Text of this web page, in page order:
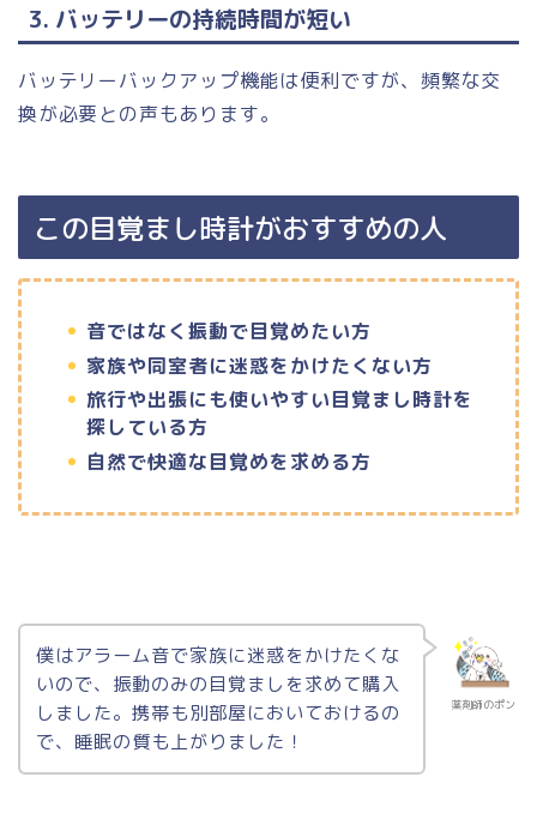
3. バッテリーの持続時間が短い
バッテリーバックアップ機能は便利ですが、頻繁な交
換が必要との声もあります。
この目覚まし時計がおすすめの人
音ではなく振動で目覚めたい方
家族や同室者に迷惑をかけたくない方
旅行や出張にも使いやすい目覚まし時計を
探している方
自然で快適な目覚めを求める方
薬剤師のポン
僕はアラーム音で家族に迷惑をかけたくな
いので、振動のみの目覚ましを求めて購入
しました。携帯も別部屋においておけるの
で、睡眠の質も上がりました！